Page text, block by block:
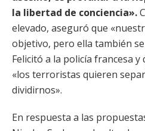
la libertad de conciencia».
elevado, aseguró que
objetivo, pero ella también
Felicitó a la policía francesa
«los terroristas quieren
dividirnos».
En respuesta a las